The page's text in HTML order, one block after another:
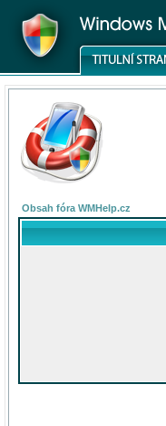
Obsah fóra WMHelp.cz